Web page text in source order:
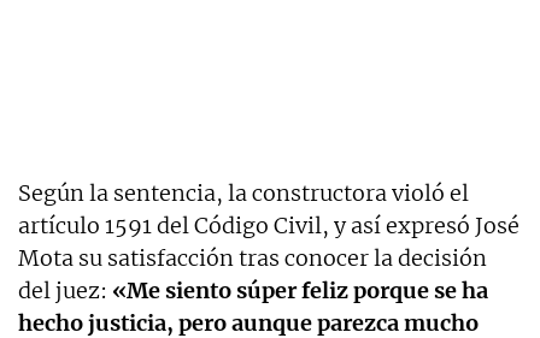
Según la sentencia, la constructora violó el
artículo 1591 del Código Civil, y así expresó José
Mota su satisfacción tras conocer la decisión
del juez: «Me siento súper feliz porque se ha
hecho justicia, pero aunque parezca mucho